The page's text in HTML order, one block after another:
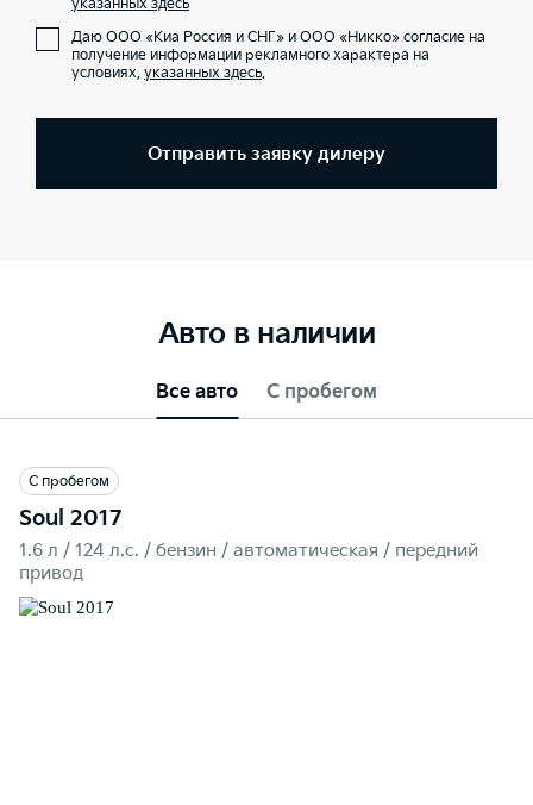
указанных здесь
Даю ООО «Киа Россия и СНГ» и ООО «Никко» согласие на
получение информации рекламного характера на
условиях, указанных здесь.
Отправить заявку дилеру
Авто в наличии
Все авто С пробегом
С пробегом
Soul 2017
1.6 л / 124 л.c. / бензин / автоматическая / передний
привод